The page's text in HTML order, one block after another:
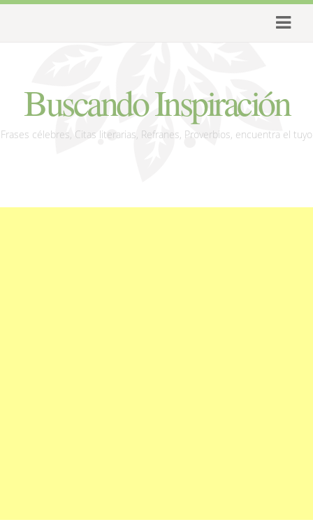
Buscando Inspiración
Frases célebres, Citas literarias, Refranes, Proverbios, encuentra el tuyo